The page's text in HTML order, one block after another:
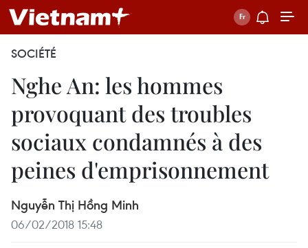
SOCIÉTÉ
Nghe An: les hommes
provoquant des troubles
sociaux condamnés à des
peines d'emprisonnement
Nguyễn Thị Hồng Minh
06/02/2018 15:48